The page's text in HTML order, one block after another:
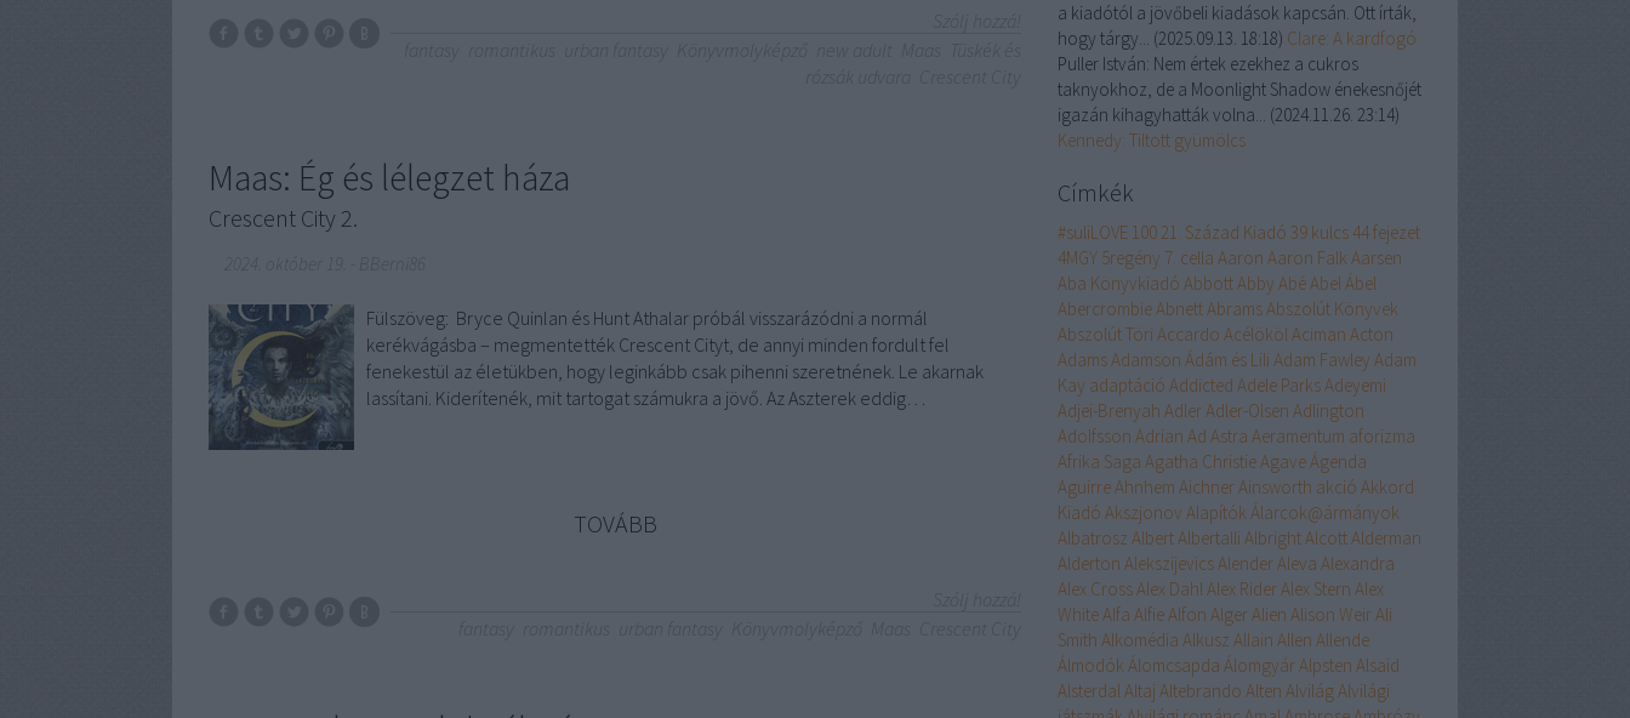
Maas: Ég és lélegzet háza
Crescent City 2.
Fülszöveg: Bryce Quinlan és Hunt Athalar próbál visszarázódni a normál
kerékvágásba – megmentették Crescent Cityt, de annyi minden fordult fel
fenekestül az életükben, hogy leginkább csak pihenni szeretnének. Le akarnak
lassítani. Kiderítenék, mit tartogat számukra a jövő. Az Aszterek eddig…
TOVÁBB
a kiadótól a jövőbeli kiadások kapcsán. Ott írták,
hogy tárgy... (2025.09.13. 18:18) Clare: A kardfogó
Puller István: Nem értek ezekhez a cukros
taknyokhoz, de a Moonlight Shadow énekesnőjét
igazán kihagyhatták volna... (2024.11.26. 23:14)
Kennedy: Tiltott gyümölcs
Címkék
#suliLOVE 100 21. Század Kiadó 39 kulcs 44 fejezet
4MGY 5regény 7. cella Aaron Aaron Falk Aarsen
Aba Könyvkiadó AbbottAbby AbéAbelÁbel
AbercrombieAbnettAbramsAbszolút Könyvek
Abszolút Töri Accardo AcélökölAciman Acton
AdamsAdamson Ádám és Lili Adam Fawley Adam
Kay adaptáció Addicted Adele ParksAdeyemi
Adjei-Brenyah AdlerAdler-Olsen Adlington
Adolfsson Adrian Ad Astra Aeramentum aforizma
Afrika Saga Agatha ChristieAgaveÁgenda
AguirreAhnhem AichnerAinsworth akció Akkord
Kiadó Akszjonov Alapítók Álarcok@ármányok
Albatrosz AlbertAlbertalli AlbrightAlcottAlderman
Alderton AlekszijevicsAlenderAleva Alexandra
Alex CrossAlex DahlAlex RiderAlex Stern Alex
WhiteAlfa AlfieAlfon AlgerAlien Alison WeirAli
Smith Alkomédia Alkusz Allain Allen Allende
Álmodók Álomcsapda ÁlomgyárAlpsten Alsaid
AlsterdalAltaj Altebrando Alten AlvilágAlvilági